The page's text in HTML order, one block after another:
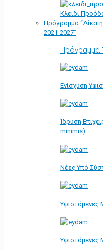
Κλειδί
Πρόγραμμα
2021-2027”
Πρόγραμμα
Ενίσχυση
Ίδρυση
minimis)
Νέες Υπό
Υφιστάμενες
Υφιστάμενες